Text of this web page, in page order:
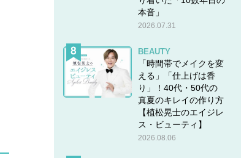
本音」
2026.07.31
BEAUTY
「時間帯でメイクを変
える」「仕上げは香
り」！40代・50代の
真夏のキレイの作り方
【植松晃士のエイジレ
ス・ビューティ】
2026.08.06